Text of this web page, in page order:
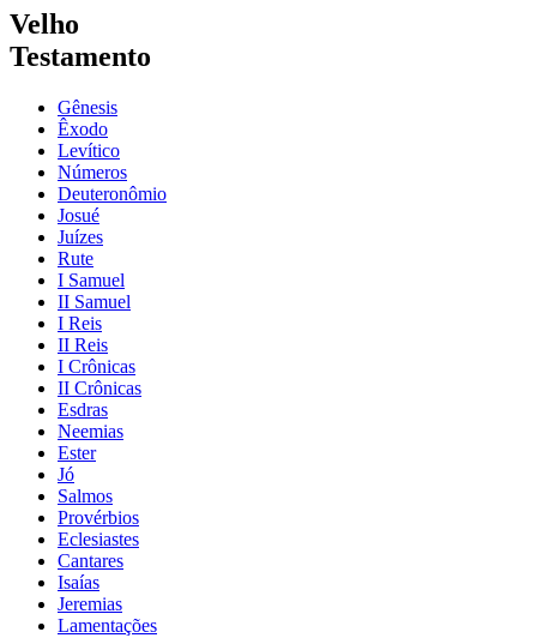
Velho
Testamento
Gênesis
Êxodo
Levítico
Números
Deuteronômio
Josué
Juízes
Rute
I Samuel
II Samuel
I Reis
II Reis
I Crônicas
II Crônicas
Esdras
Neemias
Ester
Jó
Salmos
Provérbios
Eclesiastes
Cantares
Isaías
Jeremias
Lamentações